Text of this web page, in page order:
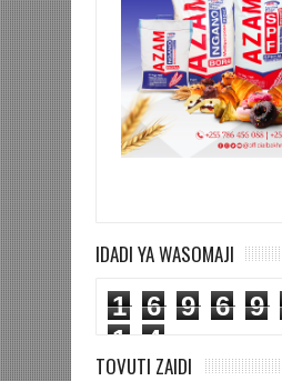
IDADI YA WASOMAJI
1 6 9 6 9
1
4
TOVUTI ZAIDI